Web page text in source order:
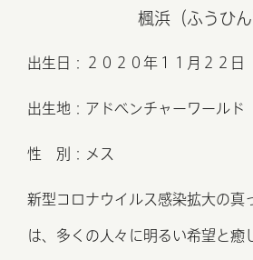
楓浜（ふうひん
出生日：２０２０年１１⽉２２⽇
出生地：アドベンチャーワールド
性 別：メス
新型コロナウイルス感染拡大の真
は、 多くの人々に明るい希望と癒